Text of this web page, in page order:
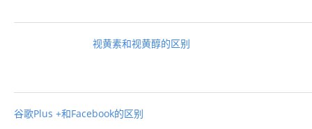
视黄素和视黄醇的区别
谷歌Plus +和Facebook的区别